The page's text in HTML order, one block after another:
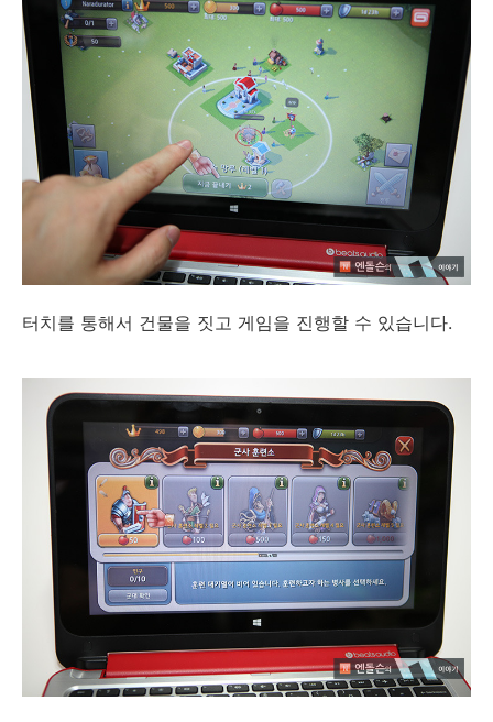
터치를 통해서 건물을 짓고 게임을 진행할 수 있습니다.